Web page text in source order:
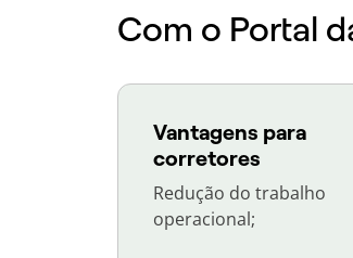
Com o Portal
Vantagens para
corretores
Redução do trabalho
operacional;